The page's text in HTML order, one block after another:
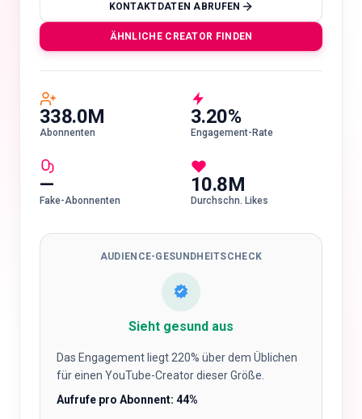
KONTAKTDATEN ABRUFEN
ÄHNLICHE CREATOR FINDEN
338.0M
Abonnenten
3.20%
Engagement-Rate
—
Fake-Abonnenten
10.8M
Durchschn. Likes
AUDIENCE-GESUNDHEITSCHECK
Sieht gesund aus
Das Engagement liegt 220% über dem Üblichen
für einen YouTube-Creator dieser Größe.
Aufrufe pro Abonnent: 44%